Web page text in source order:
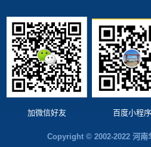
加微信好友 百度小程序
Copyright © 2002-2022 河南